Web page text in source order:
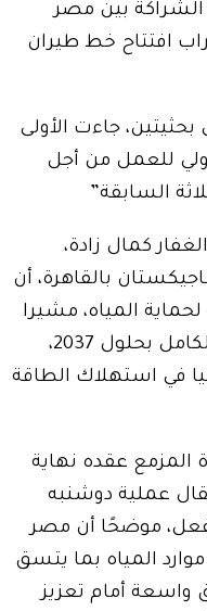
أهمية الشراكة بين مصر
افتتاح خط طيران
جاءت الأولى
للعمل من أجل
السابقة”
كمال زادة،
بالقاهرة، أن
المياه، مشيرا
إلى أنها ستصبح دولة خضراء بالكامل بحلول 2037،
في استهلاك الطاقة
المزمع عقده نهاية
عملية دوشنبه
موضحًا أن مصر
المياه بما يتسق
واسعة أمام تعزيز